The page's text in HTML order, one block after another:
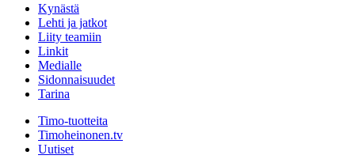
Kynästä
Lehti ja jatkot
Liity teamiin
Linkit
Medialle
Sidonnaisuudet
Tarina
Timo-tuotteita
Timoheinonen.tv
Uutiset